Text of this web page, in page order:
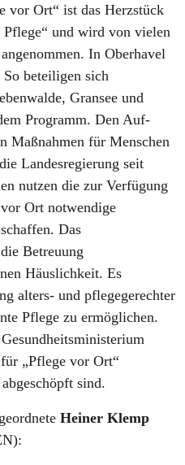
vor Ort“ ist das Herzstück
und wird von vielen
In Oberhavel
beteiligen sich
Gransee und
Programm. Den Auf-
Maßnahmen für Menschen
Landesregierung seit
nutzen die zur Verfügung
Ort notwendige
Das
Betreuung
Häuslichkeit. Es
alters- und pflegegerechter
Pflege zu ermöglichen.
„Pflege vor Ort“
sind.
Heiner Klemp